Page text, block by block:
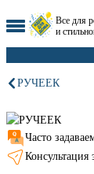
Все для
и
РУЧЕЕК
Часто
Консультация